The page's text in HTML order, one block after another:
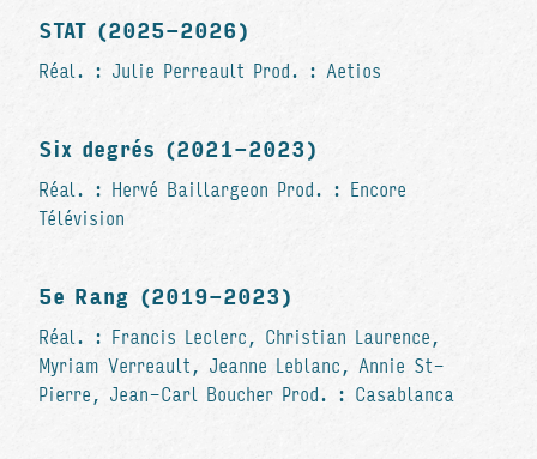
STAT (2025-2026)
Réal. : Julie Perreault Prod. : Aetios
Six degrés (2021-2023)
Réal. : Hervé Baillargeon Prod. : Encore
Télévision
5e Rang (2019-2023)
Réal. : Francis Leclerc, Christian Laurence,
Myriam Verreault, Jeanne Leblanc, Annie St-
Pierre, Jean-Carl Boucher Prod. : Casablanca